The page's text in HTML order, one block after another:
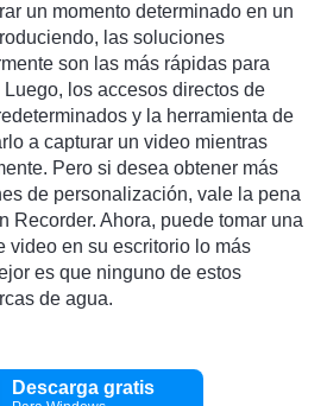
un momento determinado en un
las soluciones
son las más rápidas para
los accesos directos de
y la herramienta de
a capturar un video mientras
Pero si desea obtener más
de personalización, vale la pena
Recorder. Ahora, puede tomar una
video en su escritorio lo más
es que ninguno de estos
de agua.
Descarga gratis